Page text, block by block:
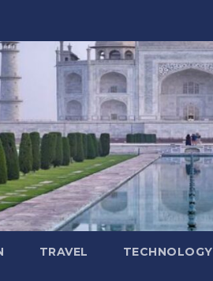
TRAVEL TECHNOLOGY